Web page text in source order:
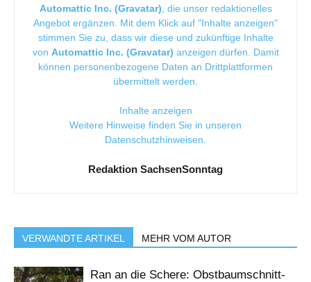
Automattic Inc. (Gravatar) , die unser redaktionelles
Angebot ergänzen. Mit dem Klick auf "Inhalte anzeigen"
stimmen Sie zu, dass wir diese und zukünftige Inhalte
von Automattic Inc. (Gravatar) anzeigen dürfen. Damit
können personenbezogene Daten an Drittplattformen
übermittelt werden.
Inhalte anzeigen
Weitere Hinweise finden Sie in unseren
Datenschutzhinweisen
Redaktion SachsenSonntag
VERWANDTE ARTIKEL MEHR VOM AUTOR
Ran an die Schere: Obstbaumschnitt-